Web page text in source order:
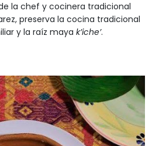
la chef y cocinera tradicional
preserva la cocina tradicional
y la raíz maya k’iche’.